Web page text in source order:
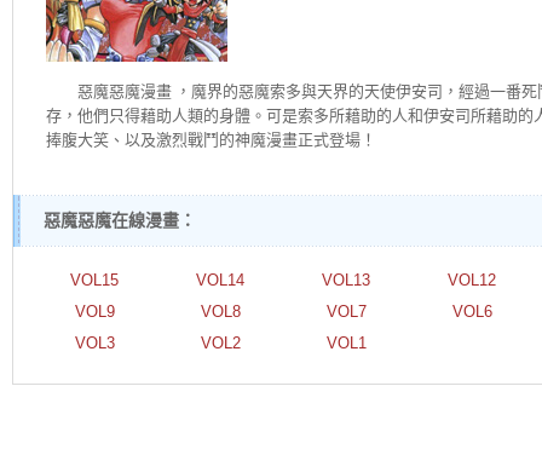
惡魔惡魔漫畫 ，魔界的惡魔索多與天界的天使伊安司，經過一番
存，他們只得藉助人類的身體。可是索多所藉助的人和伊安司所藉助
捧腹大笑、以及激烈戰鬥的神魔漫畫正式登場！
惡魔惡魔在線漫畫：
VOL15 VOL14 VOL13
VOL12
VOL9
VOL8 VOL7
VOL6
VOL3
VOL2 VOL1